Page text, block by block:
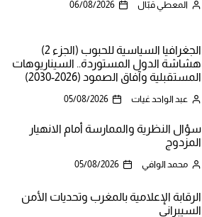
المعطي قبّال 06/08/2026
الجغرافيا السياسية للحبوب (الجزء 2)
هشاشة الدول المستوردة.. السيناريوهات
المستقبلية وآفاق الصمود (2026-2030)
عبد الواحد غيات 05/08/2026
سؤال النظرية والممارسة أمام الانهيار
المزدوج
محمد الوافي 05/08/2026
الرقابة الإعلامية بالمغرب وتحديات الأمن
السيبراني